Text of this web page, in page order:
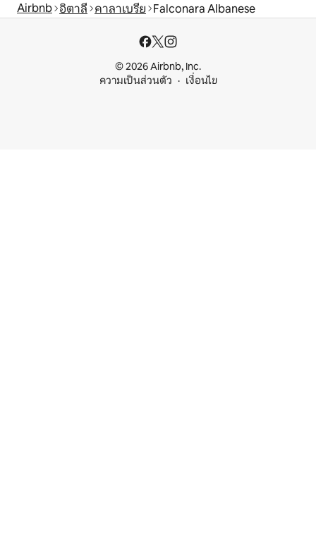
Airbnb อิตาลี คาลาเบรีย Falconara Albanese
© 2026 Airbnb, Inc.
ความเป็นส่วนตัว
เงื่อนไข